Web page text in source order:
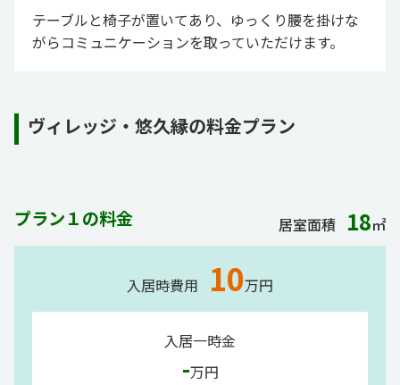
テーブルと椅子が置いてあり、ゆっくり腰を掛けな
がらコミュニケーションを取っていただけます。
ヴィレッジ・悠久縁の料金プラン
プラン１の料金 居室面積 18㎡
入居時費用 10万円
入居一時金
-万円